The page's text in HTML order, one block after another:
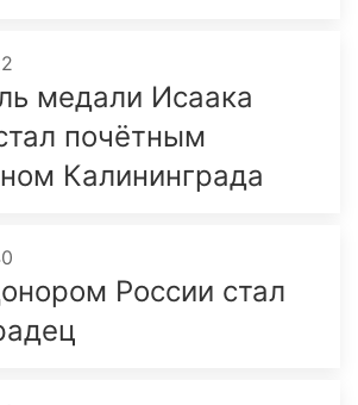
медали Исаака
почётным
Калининграда
России стал